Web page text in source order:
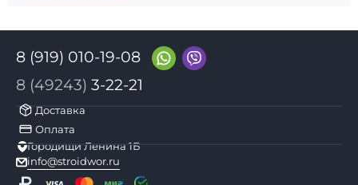
8 (919) 010-19-08
8 (49243) 3-22-21
Доставка
Оплата
Городищи Ленина 1Б
info@stroidwor.ru